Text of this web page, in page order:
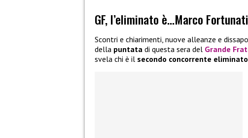
GF, l’eliminato è…Marco
Scontri e chiarimenti, nuove alleanze e
della puntata di questa sera del Grande
svela chi è il secondo concorrente eliminato